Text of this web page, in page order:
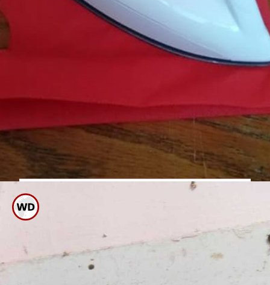
ಐರನ್ ಬಾಕ್ಸ್ ನ ವಯರ್ ಕಿತ್ತುಕೊಂಡು
ಬಂದಿದ್ದರೆ ಶಾಕ್ ಹೊಡೆಯುವ
ಸಾಧ್ಯತೆಯಿರುತ್ತದೆ